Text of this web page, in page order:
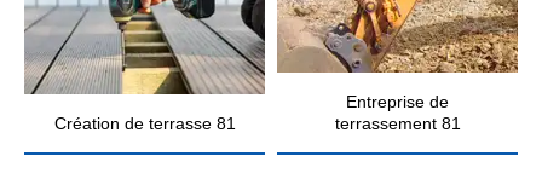
Création de terrasse 81
Entreprise de
terrassement 81